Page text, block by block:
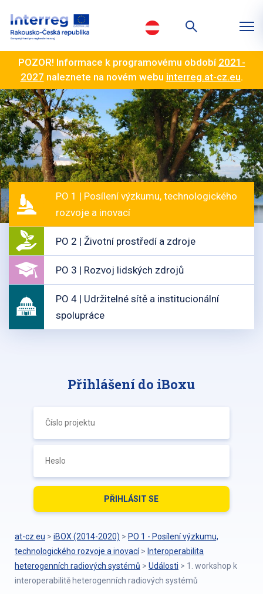
POZOR! Informace k programovému období 2021-
2027 naleznete na novém webu interreg.at-cz.eu.
PO 1 | Posílení výzkumu, technologického
rozvoje a inovací
PO 2 | Životní prostředí a zdroje
PO 3 | Rozvoj lidských zdrojů
PO 4 | Udržitelné sítě a institucionální
spolupráce
Přihlášení do iBoxu
at-cz.eu > iBOX (2014-2020) > PO 1 - Posílení výzkumu,
technologického rozvoje a inovací > Interoperabilita
heterogenních radiových systémů > Události > 1. workshop k
interoperabilitě heterogenních radiových systémů